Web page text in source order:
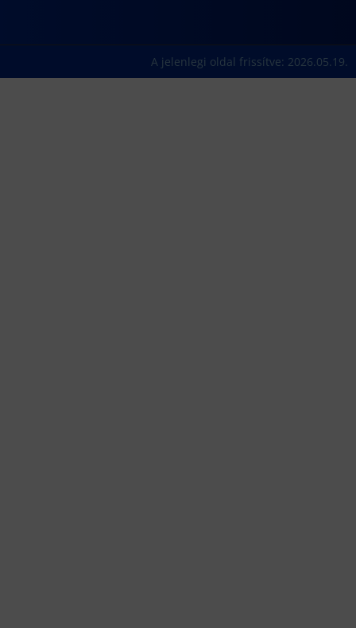
A jelenlegi oldal frissítve: 2026.05.19.